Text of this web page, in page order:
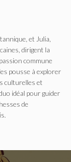
et Julia,
dirigent la
commune
pousse à explorer
culturelles et
idéal pour guider
de